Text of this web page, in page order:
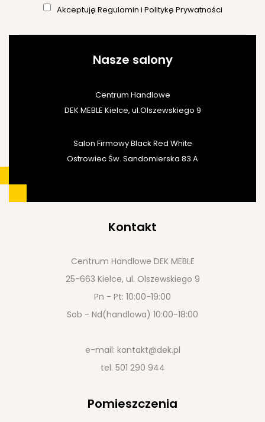
Akceptuję Regulamin i Politykę Prywatności
Nasze salony
Centrum Handlowe
DEK MEBLE Kielce, ul.Olszewskiego 9
Salon Firmowy Black Red White
Ostrowiec Św. Sandomierska 83 A
Kontakt
Centrum Handlowe DEK MEBLE
25-663 Kielce, ul. Olszewskiego 9
Pn - Pt: 10:00-19:00
Sob - Nd(handlowa) 10:00-18:00
e-mail: kontakt@dek.pl
tel. 501 290 944
Pomieszczenia